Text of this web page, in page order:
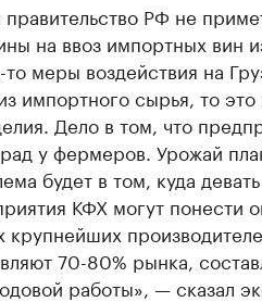
правительство РФ не
на ввоз импортных вин
то меры воздействия на
импортного сырья, то
Дело в том, что
у фермеров. Урожай
будет в том, куда
КФХ могут понести
крупнейших
70-80% рынка,
работы», — сказал